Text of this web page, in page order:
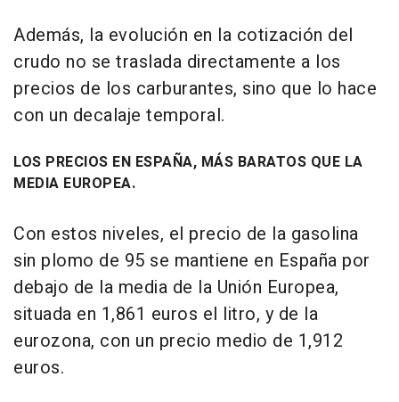
Además, la evolución en la cotización del
crudo no se traslada directamente a los
precios de los carburantes, sino que lo hace
con un decalaje temporal.
LOS PRECIOS EN ESPAÑA, MÁS BARATOS QUE LA
MEDIA EUROPEA.
Con estos niveles, el precio de la gasolina
sin plomo de 95 se mantiene en España por
debajo de la media de la Unión Europea,
situada en 1,861 euros el litro, y de la
eurozona, con un precio medio de 1,912
euros.